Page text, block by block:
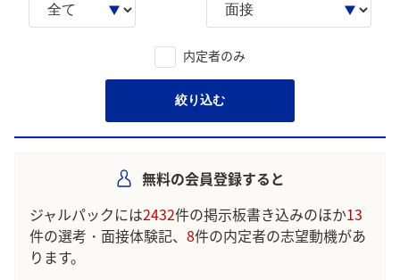
内定者のみ
絞り込む
無料の会員登録すると
ジャルパックには2432件の掲示板書き込みのほか13
件の選考・面接体験記、 8件の内定者の志望動機があ
ります。